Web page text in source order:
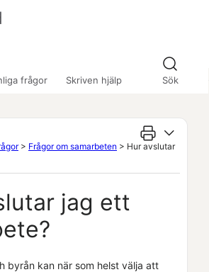
frågor Skriven hjälp Sök
> Frågor om samarbeten > Hur avslutar
jag ett
byrån kan när som helst välja att